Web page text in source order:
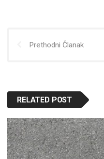
Prethodni Članak
RELATED POST